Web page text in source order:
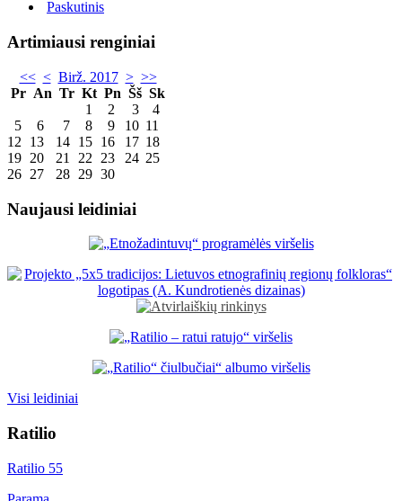
Paskutinis
Artimiausi renginiai
<< < Birž. 2017 > >>
Pr An Tr Kt Pn Šš Sk
1
2 3
4
5
6 7 8 9 10 11
12
13 14 15 16 17 18
19 20 21 22 23 24 25
26 27 28 29 30
Naujausi leidiniai
Visi leidiniai
Ratilio
Ratilio 55